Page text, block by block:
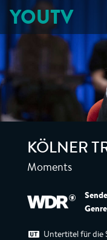
YOUTV
KÖLNER
Moments
Untertitel für die